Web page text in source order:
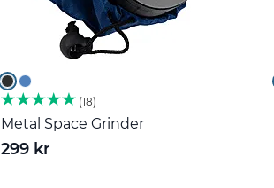
18
Metal Space Grinder
299 kr